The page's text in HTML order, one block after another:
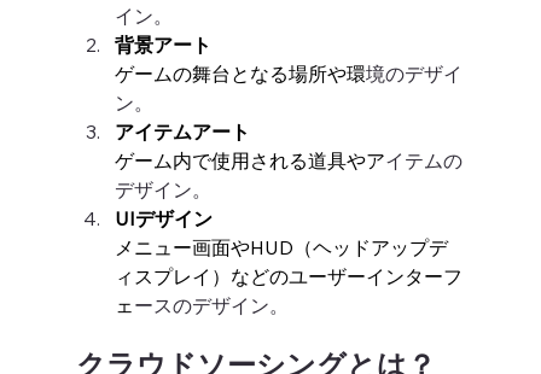
イン。
背景アート
ゲームの舞台となる場所や環境のデザイ
ン。
アイテムアート
ゲーム内で使用される道具やアイテムの
デザイン。
UIデザイン
メニュー画面やHUD（ヘッドアップデ
ィスプレイ）などのユーザーインターフ
ェ ースのデザイン。
クラウドソーシングとは？